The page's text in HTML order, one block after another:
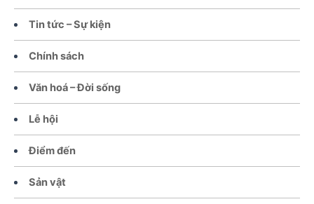
Tin tức – Sự kiện
Chính sách
Văn hoá – Đời sống
Lễ hội
Điểm đến
Sản vật